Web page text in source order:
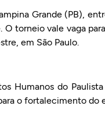
Grande (PB),
torneio vale vaga
em São Paulo.
Humanos do
o fortalecimento do